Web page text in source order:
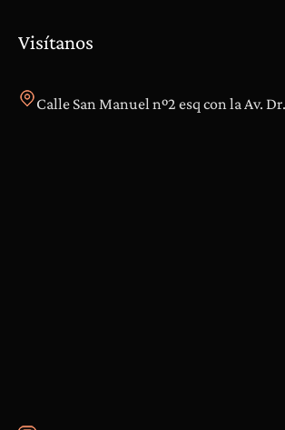
Visítanos
Calle San Manuel nº2 esq con la Av.